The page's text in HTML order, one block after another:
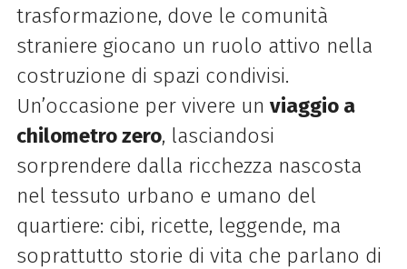
trasformazione, dove le comunità
straniere giocano un ruolo attivo nella
costruzione di spazi condivisi.
Un’occasione per vivere un viaggio a
chilometro zero, lasciandosi
sorprendere dalla ricchezza nascosta
nel tessuto urbano e umano del
quartiere: cibi, ricette, leggende, ma
soprattutto storie di vita che parlano di